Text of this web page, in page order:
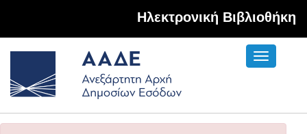
Hλεκτρονική Βιβλιοθήκη
Toggle